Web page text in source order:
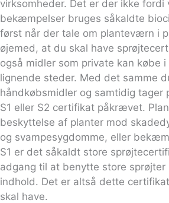
virksomheder. Det er der ikke fordi
bekæmpelser bruges såkaldte
først når der tale om planteværn i
øjemed, at du skal have
også midler som private kan købe
lignende steder. Med det samme
håndkøbsmidler og samtidig tager
S1 eller S2 certifikat påkrævet.
beskyttelse af planter mod
og svampesygdomme, eller
S1 er det såkaldt store
adgang til at benytte store sprøjter
indhold. Det er altså dette
skal have.